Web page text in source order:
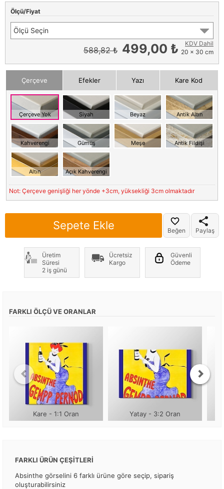
Ölçü/Fiyat
Ölçü Seçin
588,82 ₺ 499,00 ₺
KDV Dahil
20 x 30 cm
Çerçeve Efekler Yazı Kare Kod
Çerçeve Yok Siyah Beyaz Antik Altın
Kahverengi Gümüş Meşe Antik Fildişi
Altın Açık Kahverengi
Not: Çerçeve genişliği her yönde +3cm, yüksekliği 3cm olmaktadır
Sepete Ekle Beğen Paylaş
Üretim
Süresi
2 iş günü
Ücretsiz
Kargo
Güvenli
Ödeme
FARKLI ÖLÇÜ VE ORANLAR
Kare - 1:1 Oran Yatay - 3:2 Oran
FARKLI ÜRÜN ÇEŞİTLERİ
Absinthe görselini 6 farklı ürüne göre seçip, sipariş
oluşturabilirsiniz